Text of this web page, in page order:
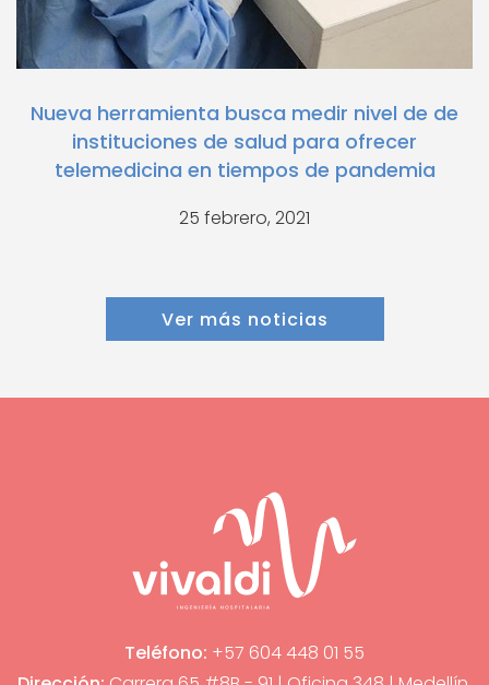
Nueva herramienta busca medir nivel de de
instituciones de salud para ofrecer
telemedicina en tiempos de pandemia
25 febrero, 2021
Ver más noticias
Teléfono: +57 604 448 01 55